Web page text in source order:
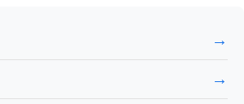
→
→